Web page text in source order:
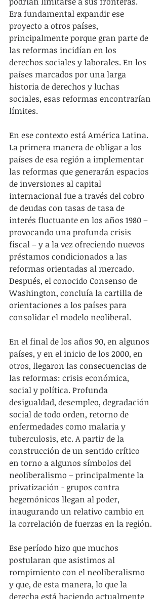
Era fundamental expandir ese
proyecto a otros países,
principalmente porque gran parte de
las reformas incidían en los
derechos sociales y laborales. En los
países marcados por una larga
historia de derechos y luchas
sociales, esas reformas encontrarían
límites.
En ese contexto está América Latina.
La primera manera de obligar a los
países de esa región a implementar
las reformas que generarán espacios
de inversiones al capital
internacional fue a través del cobro
de deudas con tasas de tasa de
interés fluctuante en los años 1980 –
provocando una profunda crisis
fiscal – y a la vez ofreciendo nuevos
préstamos condicionados a las
reformas orientadas al mercado.
Después, el conocido Consenso de
Washington, concluía la cartilla de
orientaciones a los países para
consolidar el modelo neoliberal.
En el final de los años 90, en algunos
países, y en el inicio de los 2000, en
otros, llegaron las consecuencias de
las reformas: crisis económica,
social y política. Profunda
desigualdad, desempleo, degradación
social de todo orden, retorno de
enfermedades como malaria y
tuberculosis, etc. A partir de la
construcción de un sentido crítico
en torno a algunos símbolos del
neoliberalismo – principalmente la
privatización - grupos contra
hegemónicos llegan al poder,
inaugurando un relativo cambio en
la correlación de fuerzas en la región.
Ese período hizo que muchos
postularan que asistimos al
rompimiento con el neoliberalismo
y que, de esta manera, lo que la
derecha está haciendo actualmente